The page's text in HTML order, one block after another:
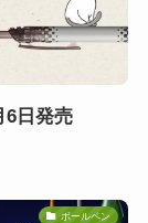
6日発売
ボールペン